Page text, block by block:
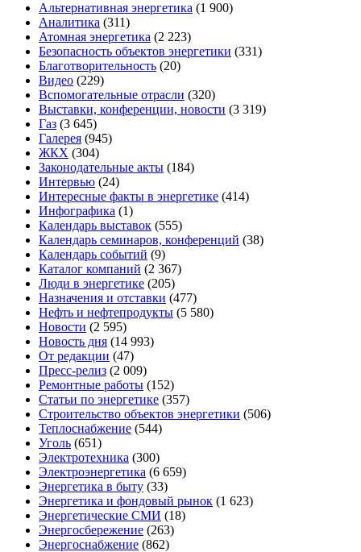
Альтернативная энергетика (1 900)
Аналитика (311)
Атомная энергетика (2 223)
Безопасность объектов энергетики (331)
Благотворительность (20)
Видео (229)
Вспомогательные отрасли (320)
Выставки, конференции, новости (3 319)
Газ (3 645)
Галерея (945)
ЖКХ (304)
Законодательные акты (184)
Интервью (24)
Интересные факты в энергетике (414)
Инфографика (1)
Календарь выставок (555)
Календарь семинаров, конференций (38)
Календарь событий (9)
Каталог компаний (2 367)
Люди в энергетике (205)
Назначения и отставки (477)
Нефть и нефтепродукты (5 580)
Новости (2 595)
Новость дня (14 993)
От редакции (47)
Пресс-релиз (2 009)
Ремонтные работы (152)
Статьи по энергетике (357)
Строительство объектов энергетики (506)
Теплоснабжение (544)
Уголь (651)
Электротехника (300)
Электроэнергетика (6 659)
Энергетика в быту (33)
Энергетика и фондовый рынок (1 623)
Энергетические СМИ (18)
Энергосбережение (263)
Энергоснабжение (862)